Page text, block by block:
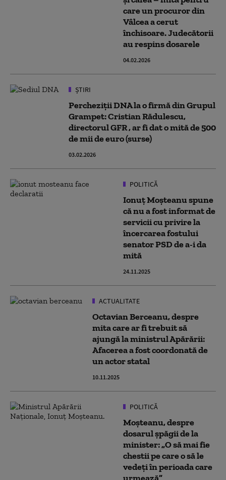
care un procuror din
Vâlcea a cerut
închisoare. Judecătorii
au respins dosarele
04.02.2026
ȘTIRI
Percheziții DNA la o firmă din Grupul
Grampet: Cristian Rădulescu,
directorul GFR , ar fi dat o mită de 500
de mii de euro (surse)
03.02.2026
POLITICĂ
Ionuț Moșteanu spune
că nu a fost informat de
servicii cu privire la
încercarea fostului
senator PSD de a-i da
mită
24.11.2025
ACTUALITATE
Octavian Berceanu, despre
mita care ar fi trebuit să
ajungă la ministrul Apărării:
Afacerea a fost coordonată de
un actor statal
10.11.2025
POLITICĂ
Moşteanu, despre
dosarul șpăgii de la
minister: „O să mai fie
chestii pe care o să le
vedeţi în perioada care